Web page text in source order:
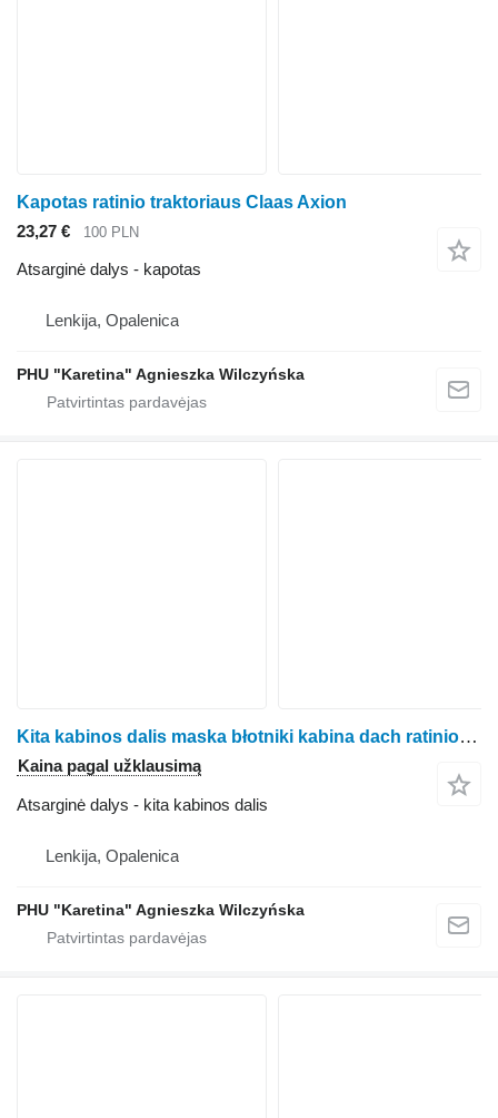
Kapotas ratinio traktoriaus Claas Axion
23,27 €
100 PLN
Atsarginė dalys - kapotas
Lenkija, Opalenica
PHU "Karetina" Agnieszka Wilczyńska
Kita kabinos dalis maska błotniki kabina dach ratinio traktoriaus Claas Axion 810
Kaina pagal užklausimą
Atsarginė dalys - kita kabinos dalis
Lenkija, Opalenica
PHU "Karetina" Agnieszka Wilczyńska